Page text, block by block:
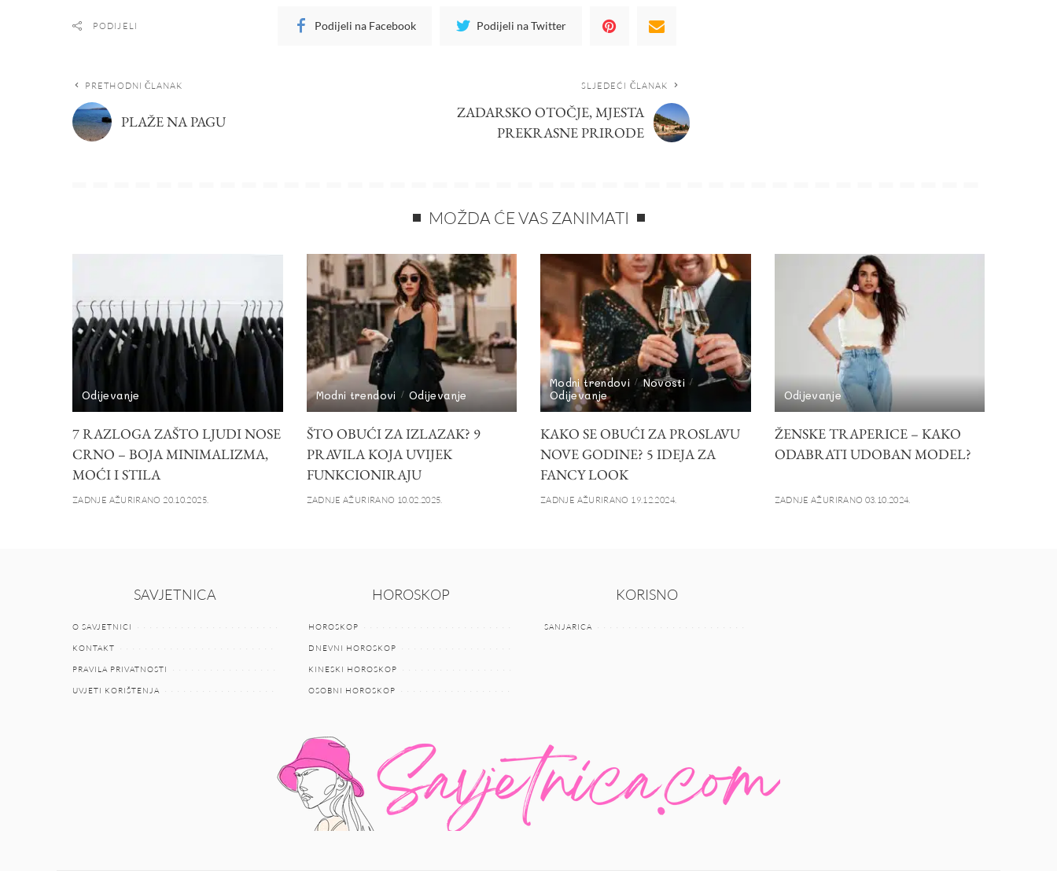
PODIJELI Podijeli na Facebook Podijeli na Twitter
PRETHODNI ČLANAK
PLAŽE NA PAGU
SLJEDEĆI ČLANAK
ZADARSKO OTOČJE, MJESTA
PREKRASNE PRIRODE
MOŽDA ĆE VAS ZANIMATI
Odijevanje
7 RAZLOGA ZAŠTO LJUDI NOSE
CRNO – BOJA MINIMALIZMA,
MOĆI I STILA
ZADNJE AŽURIRANO 20.10.2025.
Modni trendovi Odijevanje
ŠTO OBUĆI ZA IZLAZAK? 9
PRAVILA KOJA UVIJEK
FUNKCIONIRAJU
ZADNJE AŽURIRANO 10.02.2025.
Modni trendovi
Novosti
Odijevanje
KAKO SE OBUĆI ZA PROSLAVU
NOVE GODINE? 5 IDEJA ZA
FANCY LOOK
ZADNJE AŽURIRANO 19.12.2024.
Odijevanje
ŽENSKE TRAPERICE – KAKO
ODABRATI UDOBAN MODEL?
ZADNJE AŽURIRANO 03.10.2024.
SAVJETNICA
O SAVJETNICI
KONTAKT
PRAVILA PRIVATNOSTI
UVJETI KORIŠTENJA
HOROSKOP
HOROSKOP
DNEVNI HOROSKOP
KINESKI HOROSKOP
OSOBNI HOROSKOP
KORISNO
SANJARICA